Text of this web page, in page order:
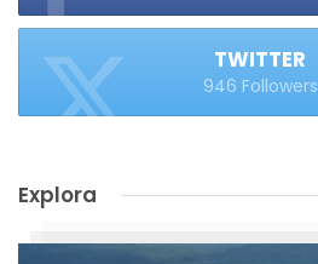
TWITTER
946 Followers
Explora